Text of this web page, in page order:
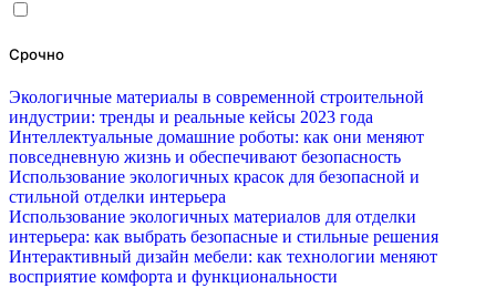
Срочно
Экологичные материалы в современной строительной
индустрии: тренды и реальные кейсы 2023 года
Интеллектуальные домашние роботы: как они меняют
повседневную жизнь и обеспечивают безопасность
Использование экологичных красок для безопасной и
стильной отделки интерьера
Использование экологичных материалов для отделки
интерьера: как выбрать безопасные и стильные решения
Интерактивный дизайн мебели: как технологии меняют
восприятие комфорта и функциональности